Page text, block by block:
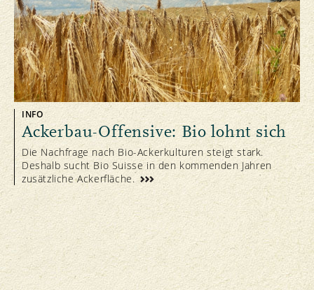
INFO
Ackerbau-Offensive: Bio lohnt sich
Die Nachfrage nach Bio-Ackerkulturen steigt stark.
Deshalb sucht Bio Suisse in den kommenden Jahren
zusätzliche Ackerfläche.